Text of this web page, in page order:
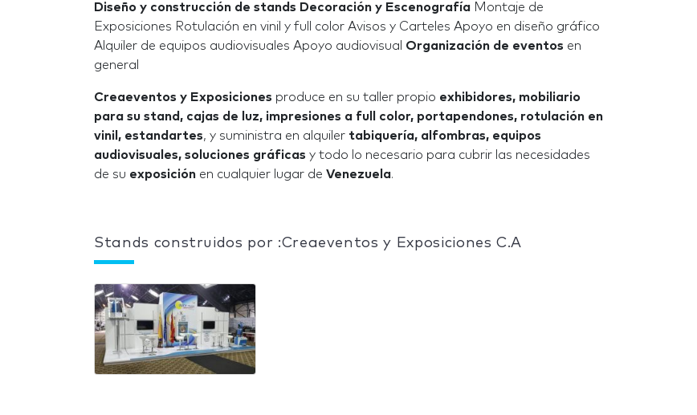
Diseño y construcción de stands Decoración y Escenografía Montaje de
Exposiciones Rotulación en vinil y full color Avisos y Carteles Apoyo en diseño gráfico
Alquiler de equipos audiovisuales Apoyo audiovisual Organización de eventos en
general
Creaeventos y Exposiciones produce en su taller propio exhibidores, mobiliario
para su stand, cajas de luz, impresiones a full color, portapendones, rotulación en
vinil, estandartes, y suministra en alquiler tabiquería, alfombras, equipos
audiovisuales, soluciones gráficas y todo lo necesario para cubrir las necesidades
de su exposición en cualquier lugar de Venezuela.
Stands construidos por :Creaeventos y Exposiciones C.A